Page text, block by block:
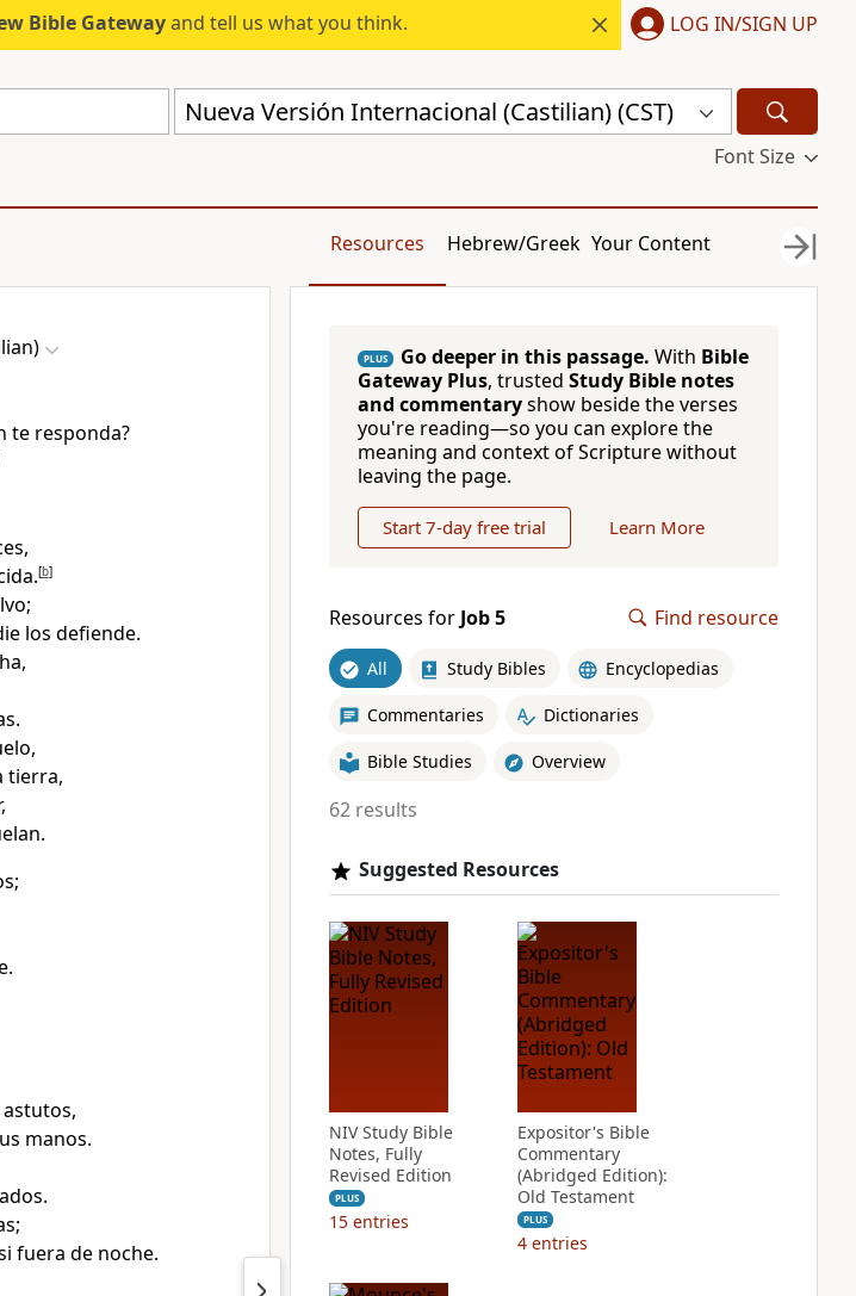
Bible Gatewayand tell us what you think. LOG IN/SIGN UP
Nueva Versión Internacional (Castilian) (CST)
Font Size
Resources Hebrew/Greek Your Content
te responda?
[b]
los defiende.
tierra,
manos.
fuera de noche.
PLUS Go deeper in this passage. With Bible
Gateway Plus, trusted Study Bible notes
and commentaryshow beside the verses
you're reading—so you can explore the
meaning and context of Scripture without
leaving the page.
Start 7-day free trial Learn More
Resources for Job 5 Find resource
All Study Bibles Encyclopedias
Commentaries Dictionaries
Bible Studies Overview
62 results
Suggested Resources
NIV Study Bible
Notes, Fully
Revised Edition
PLUS
15 entries
Expositor's Bible
Commentary
(Abridged Edition):
Old Testament
PLUS
4 entries